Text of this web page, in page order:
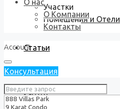
Участки
Помещения и Отели
Статьи
Услуги
О нас
О Компании
Контакты
Account
Консультация